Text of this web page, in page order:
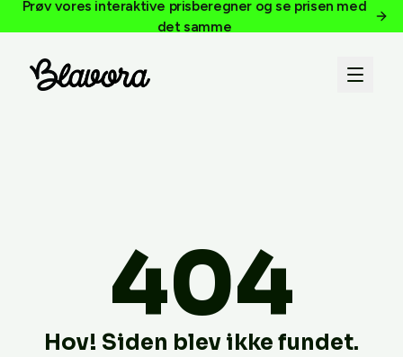
Prøv vores interaktive prisberegner og se prisen med
det samme
404
Hov! Siden blev ikke fundet.